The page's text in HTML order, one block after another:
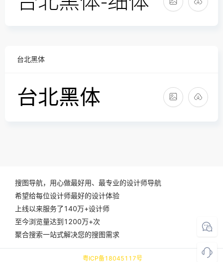
台北黑体
搜图导航，用心做最好用、最专业的设计师导航
希望给每位设计师最好的设计体验
上线以来服务了140万+设计师
至今浏览量达到1200万+次
聚合搜索一站式解决您的搜图需求
粤ICP备18045117号